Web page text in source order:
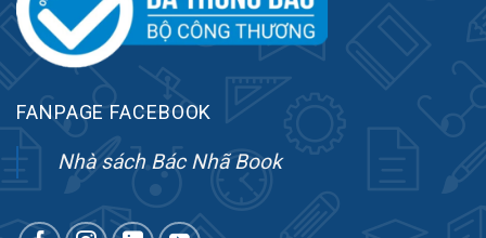
FANPAGE FACEBOOK
Nhà sách Bác Nhã Book